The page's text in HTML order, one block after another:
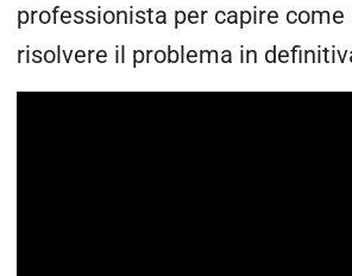
professionista per capire come
risolvere il problema in